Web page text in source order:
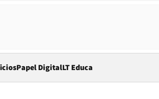
Papel DigitalOpens in new window
LT Educa